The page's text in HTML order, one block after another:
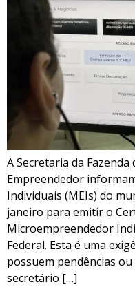
A Secretaria da Fazenda
Empreendedor
Individuais (MEIs) do
janeiro para emitir o
Microempreendedor
Federal. Esta é uma
possuem pendências
secretário […]